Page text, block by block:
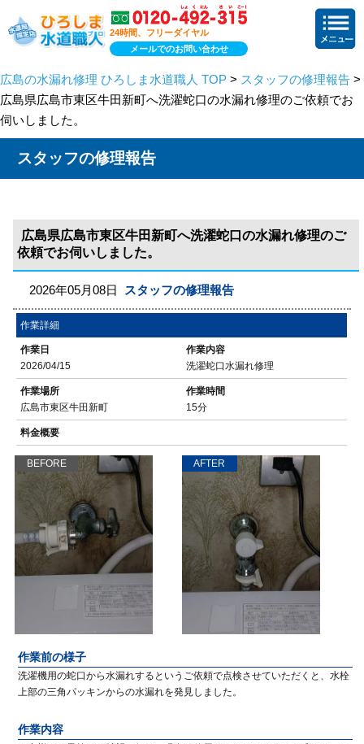
24時間、フリーダイヤル
メールでのお問い合わせ
広島の水漏れ修理 ひろしま水道職人 TOP > スタッフの修理報告 >
広島県広島市東区牛田新町へ洗濯蛇口の水漏れ修理のご依頼でお
伺いしました。
スタッフの修理報告
広島県広島市東区牛田新町へ洗濯蛇口の水漏れ修理のご
依頼でお伺いしました。
2026年05月08日 スタッフの修理報告
作業詳細
作業日
2026/04/15
作業内容
洗濯蛇口水漏れ修理
作業場所
広島市東区牛田新町
作業時間
15分
料金概要
BEFORE AFTER
作業前の様子
洗濯機用の蛇口から水漏れするというご依頼で点検させていただくと、水栓
上部の三角パッキンからの水漏れを発見しました。
作業内容